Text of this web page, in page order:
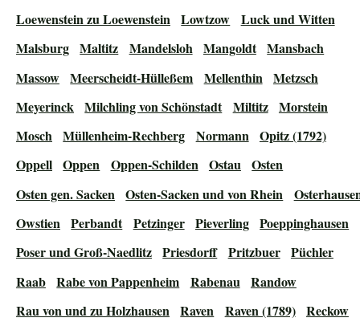
Loewenstein zu Loewenstein Lowtzow
Luck und Witten
Malsburg Maltitz Mandelsloh Mangoldt Mansbach
Massow Meerscheidt-Hülleßem Mellenthin
Metzsch
Meyerinck Milchling von Schönstadt Miltitz Morstein
Mosch Müllenheim-Rechberg Normann Opitz (1792)
Oppell Oppen Oppen-Schilden Ostau Osten
Osten gen. Sacken Osten-Sacken und von Rhein
Owstien Perbandt Petzinger Pieverling Poeppinghausen
Poser und Groß-Naedlitz Priesdorff Pritzbuer Püchler
Raab Rabe von Pappenheim Rabenau Randow
Rau von und zu Holzhausen Raven Raven (1789) Reckow